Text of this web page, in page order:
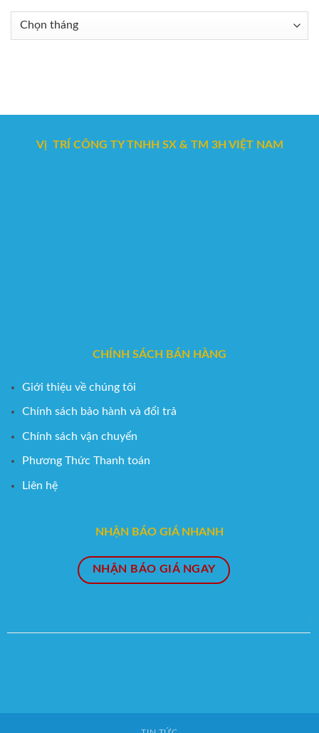
Lưu
Vị TRÍ CÔNG TY TNHH SX & TM 3H VIỆT NAM
CHÍNH SÁCH BÁN HÀNG
Giới thiệu về chúng tôi
Chính sách bảo hành và đổi trả
Chính sách vận chuyển
Phương Thức Thanh toán
Liên hệ
NHẬN BÁO GIÁ NHANH
NHẬN BÁO GIÁ NGAY